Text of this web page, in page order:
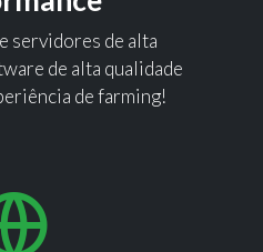
servidores de alta
de alta qualidade
de farming!